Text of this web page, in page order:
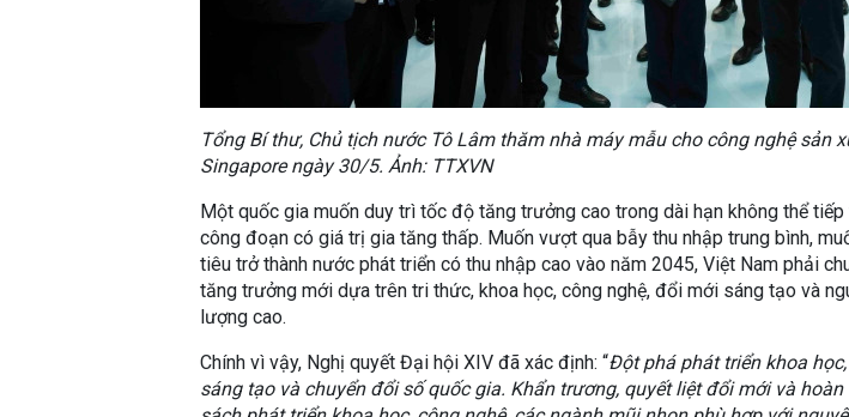
Tổng Bí thư, Chủ tịch nước Tô Lâm thăm nhà máy mẫu cho công nghệ sản
Singapore ngày 30/5. Ảnh: TTXVN
Một quốc gia muốn duy trì tốc độ tăng trưởng cao trong dài hạn không thể
công đoạn có giá trị gia tăng thấp. Muốn vượt qua bẫy thu nhập trung bình,
tiêu trở thành nước phát triển có thu nhập cao vào năm 2045, Việt Nam phải
tăng trưởng mới dựa trên tri thức, khoa học, công nghệ, đổi mới sáng tạo và
lượng cao.
Chính vì vậy, Nghị quyết Đại hội XIV đã xác định: “Đột phá phát triển khoa
sáng tạo và chuyển đổi số quốc gia. Khẩn trương, quyết liệt đổi mới và hoàn